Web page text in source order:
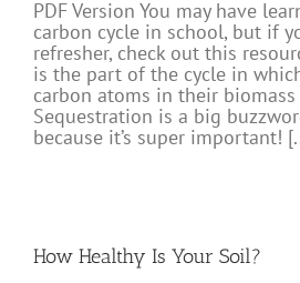
PDF Version You may have
carbon cycle in school, but if
refresher, check out this
is the part of the cycle in
carbon atoms in their
Sequestration is a big
because it’s super important!
How Healthy Is Your Soil?